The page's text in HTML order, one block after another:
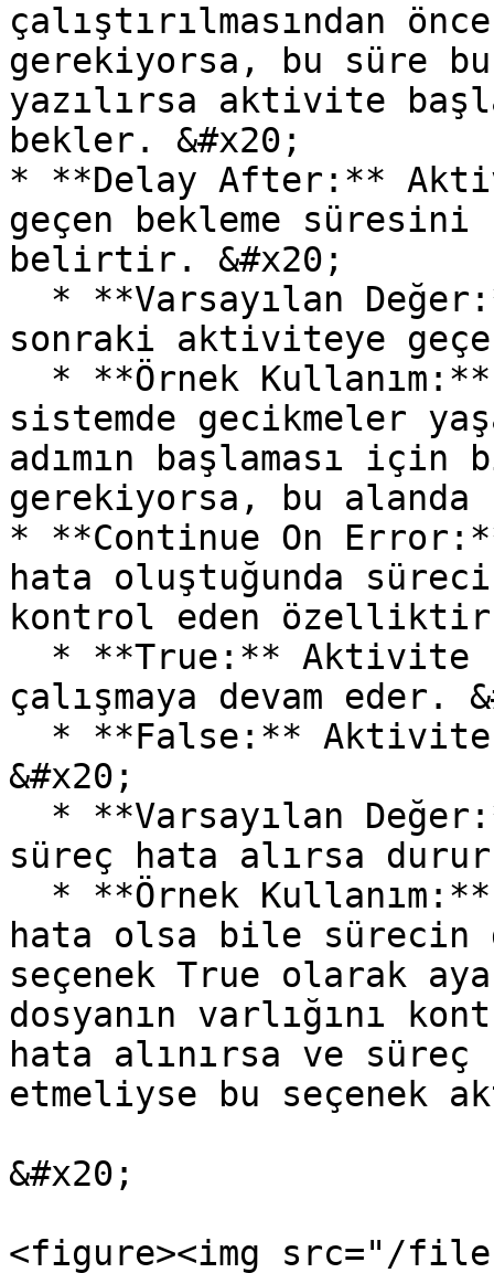
çalıştırılmasından
gerekiyorsa, bu süre
yazılırsa aktivite
bekler. &#x20;
* **Delay After:**
geçen bekleme
belirtir. &#x20;
sonraki aktiviteye
sistemde gecikmeler
adımın başlaması
gerekiyorsa, bu
* **Continue On
hata oluştuğunda
kontrol eden
çalışmaya devam eder.
&#x20;
süreç hata alırsa
hata olsa bile sürecin
seçenek True olarak
dosyanın varlığını
hata alınırsa ve süreç
etmeliyse bu seçenek
&#x20;
<figure><img src="/files/